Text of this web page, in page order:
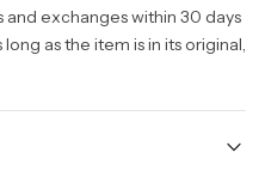
and exchanges within 30 days
as the item is in its original,